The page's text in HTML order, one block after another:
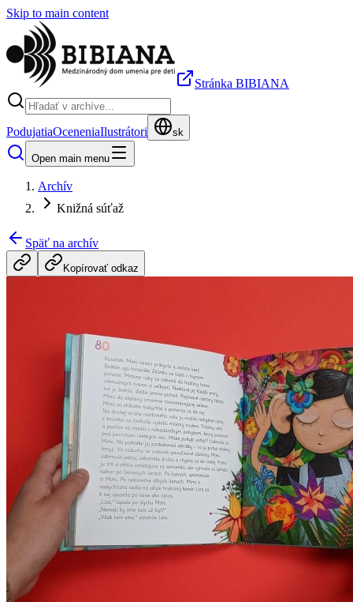
Skip to main content
Stránka BIBIANA
PodujatiaOceneniaIlustrátori sk
Open main menu
Archív
Knižná súťaž
Späť na archív
Kopírovať odkaz